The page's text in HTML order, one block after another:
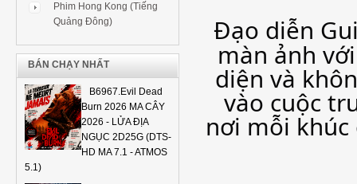
Phim Hong Kong (Tiếng
Quảng Đông)
BÁN CHẠY NHẤT
B6967.Evil Dead
Burn 2026 MA CÂY
2026 - LỬA ĐỊA
NGỤC 2D25G (DTS-
HD MA 7.1 - ATMOS
5.1)
Đạo diễn
màn ảnh
diện và
vào cuộc
nơi mỗi khúc